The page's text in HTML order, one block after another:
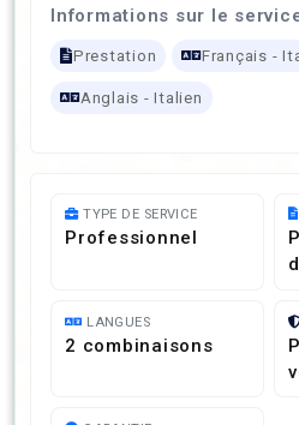
Informations sur le
Prestation Français -
Anglais - Italien
TYPE DE SERVICE
Professionnel
LANGUES
2 combinaisons